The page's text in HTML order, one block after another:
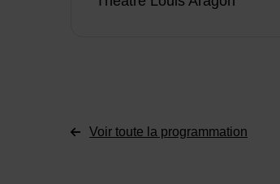
Voir toute la programmation